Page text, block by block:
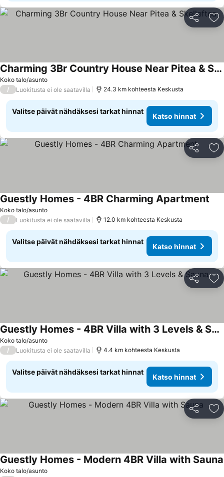
Jaa
Koko talo/asunto
Charming 3Br Country House Near Pitea & Skelleftea
Katso hinnat
/ Luokitusta ei ole saatavilla 24.3 km kohteesta Keskusta
Valitse päivät nähdäksesi tarkat hinnat
Katso hinnat
Jaa
Koko talo/asunto
Guestly Homes - 4BR Charming Apartment
/ Luokitusta ei ole saatavilla 12.0 km kohteesta Keskusta
Valitse päivät nähdäksesi tarkat hinnat
Katso hinnat
Jaa
Koko talo/asunto
Guestly Homes - 4BR Villa with 3 Levels & Sauna
Katso hinnat
/ Luokitusta ei ole saatavilla 4.4 km kohteesta Keskusta
Valitse päivät nähdäksesi tarkat hinnat
Katso hinnat
Jaa
Koko talo/asunto
Guestly Homes - Modern 4BR Villa with Sauna